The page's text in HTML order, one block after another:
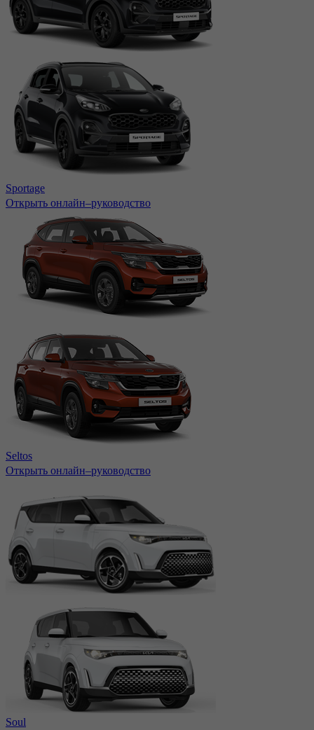
Sportage
Открыть онлайн–руководство
Seltos
Открыть онлайн–руководство
Soul